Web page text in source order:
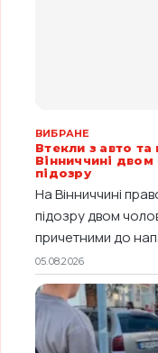
ВИБРАНЕ
Втекли з авто
Вінниччині
підозру
На Вінниччині
підозру двом
причетними до
05.08.2026